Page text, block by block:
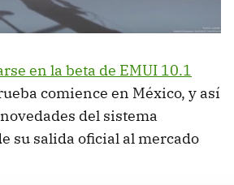
en la beta de EMUI 10.1
comience en México, y así
del sistema
su salida oficial al mercado